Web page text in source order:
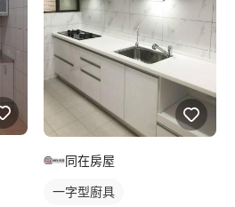
同在房屋
一字型廚具